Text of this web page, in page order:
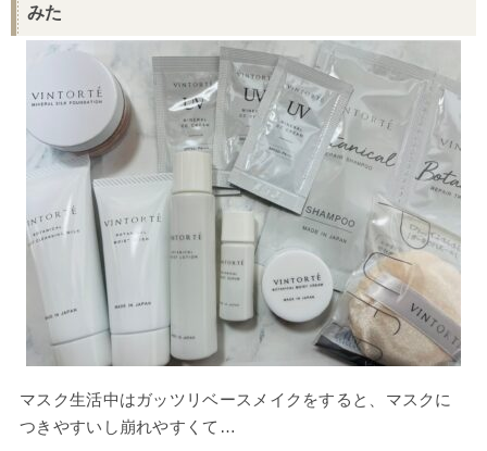
みた
マスク生活中はガッツリベースメイクをすると、マスクに
つきやすいし崩れやすくて…